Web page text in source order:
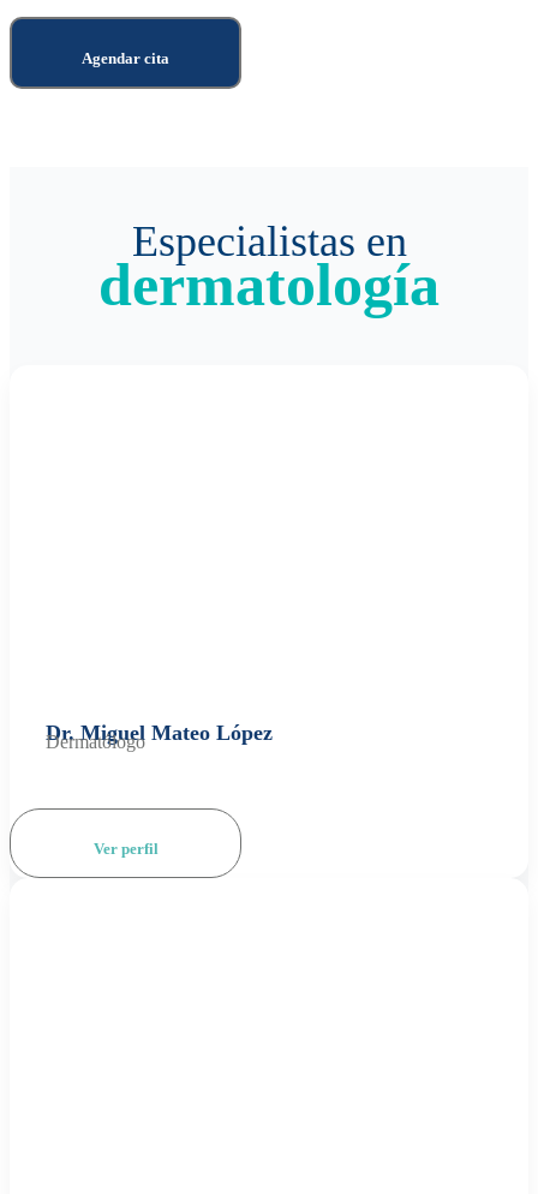
Agendar cita
Especialistas en
dermatología
Dr. Miguel Mateo López
Dermatólogo
Ver perfil